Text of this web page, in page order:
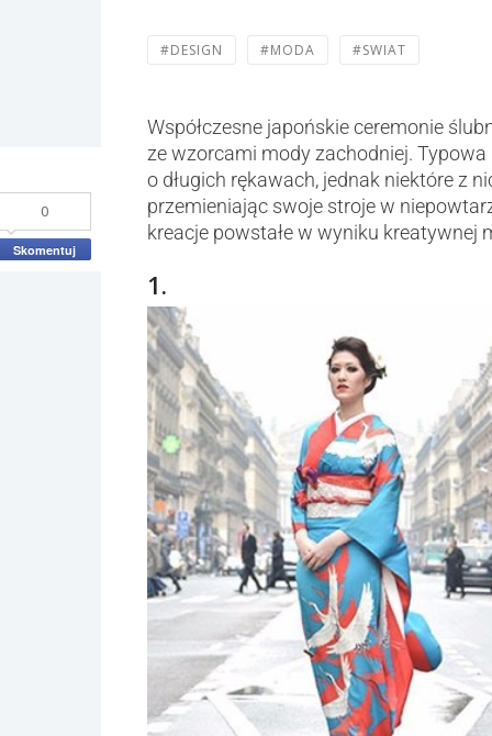
#DESIGN #MODA #SWIAT
0
Skomentuj
Współczesne japońskie ceremonie
ze wzorcami mody zachodniej.
o długich rękawach, jednak niektóre z
przemieniając swoje stroje w
kreacje powstałe w wyniku
1.